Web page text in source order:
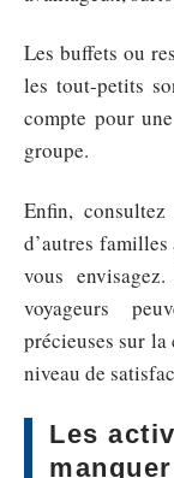
Les buffets ou
les tout-petits
compte pour
groupe.
Enfin,
d’autres familles
vous
voyageurs
précieuses sur
niveau de
Les